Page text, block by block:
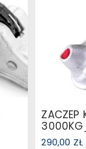
ZACZEP
3000KG
ŻELIWO
290,00 ZŁ